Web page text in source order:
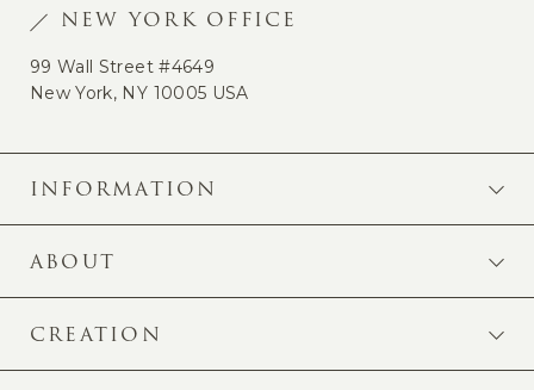
NEW YORK OFFICE
99 Wall Street #4649
New York, NY 10005 USA
INFORMATION
ABOUT
CREATION